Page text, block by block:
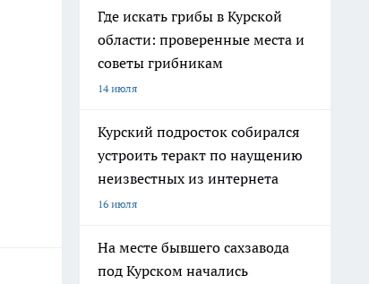
Где искать грибы в Курской
области: проверенные места и
советы грибникам
14 июля
Курский подросток собирался
устроить теракт по наущению
неизвестных из интернета
16 июля
На месте бывшего сахзавода
под Курском начались